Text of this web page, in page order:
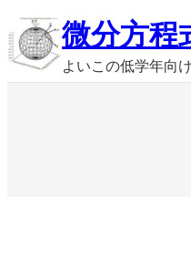
内
容
を
微分方程
よいこの低学年向